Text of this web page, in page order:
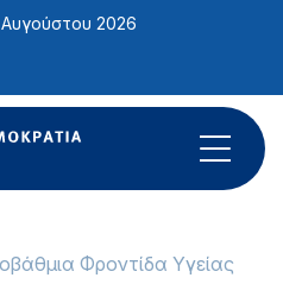
2026
Φροντίδα Υγείας